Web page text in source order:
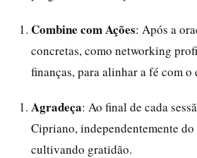
Combine com Ações: Após a
concretas, como networking
finanças, para alinhar a fé com o
Agradeça: Ao final de cada
Cipriano, independentemente
cultivando gratidão.